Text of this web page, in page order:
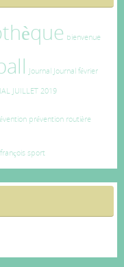
bienvenue
Journal Journal février
JUILLET 2019
prévention routière
sport